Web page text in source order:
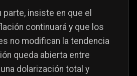
parte, insiste en que el
continuará y que los
no modifican la tendencia
queda abierta entre
dolarización total y